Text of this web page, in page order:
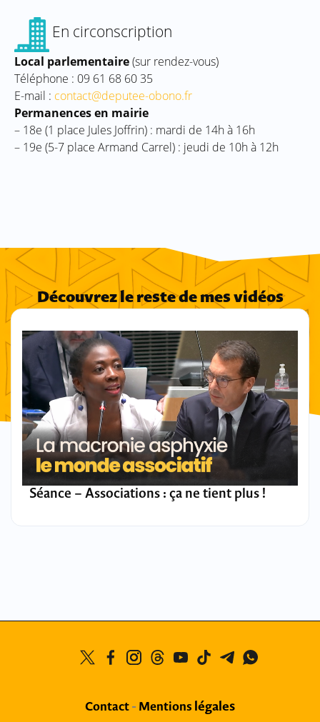
En circonscription
Local parlementaire(sur rendez-vous)
Téléphone : 09 61 68 60 35
E-mail : contact@deputee-obono.fr
Permanences en mairie
– 18e (1 place Jules Joffrin) : mardi de 14h à 16h
– 19e (5-7 place Armand Carrel) : jeudi de 10h à 12h
Découvrez le reste de mes vidéos
Séance – Associations : ça ne tient plus !
Contact - Mentions légales